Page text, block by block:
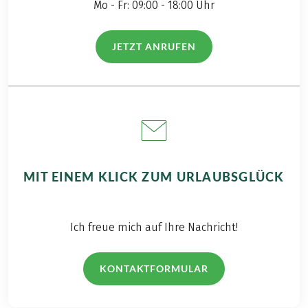
Kosten € 309,- pro Fahrt (max. 3 Personen), Kosten
€ 369,- pro Fahrt (max. 8 Personen)
Für alle Transfers ist eine Reservierung
erforderlich, zahlbar vorab
Mo - Fr: 09:00 - 18:00 Uhr
JETZT ANRUFEN(LINK ÖFFNET IN NEUEM TAB)
MIT EINEM KLICK ZUM URLAUBSGLÜCK
Ich freue mich auf Ihre Nachricht!
KONTAKTFORMULAR